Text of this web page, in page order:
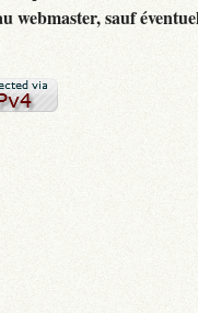
webmaster, sauf